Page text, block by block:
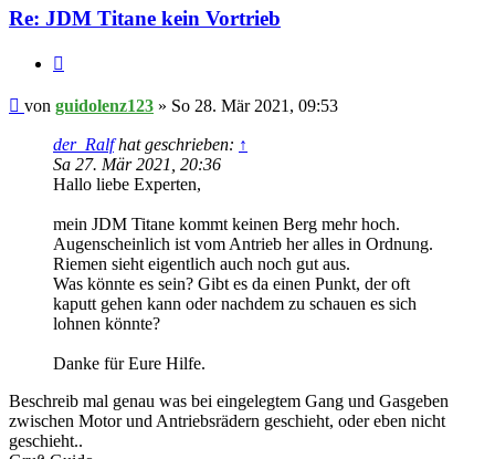
Re: JDM Titane kein Vortrieb
Beitrag
von guidolenz123 » So 28. Mär 2021, 09:53
der_Ralfhat geschrieben: ↑
Sa 27. Mär 2021, 20:36
Hallo liebe Experten,
mein JDM Titane kommt keinen Berg mehr hoch.
Augenscheinlich ist vom Antrieb her alles in Ordnung.
Riemen sieht eigentlich auch noch gut aus.
Was könnte es sein? Gibt es da einen Punkt, der oft
kaputt gehen kann oder nachdem zu schauen es sich
lohnen könnte?
Danke für Eure Hilfe.
Beschreib mal genau was bei eingelegtem Gang und Gasgeben
zwischen Motor und Antriebsrädern geschieht, oder eben nicht
geschieht..